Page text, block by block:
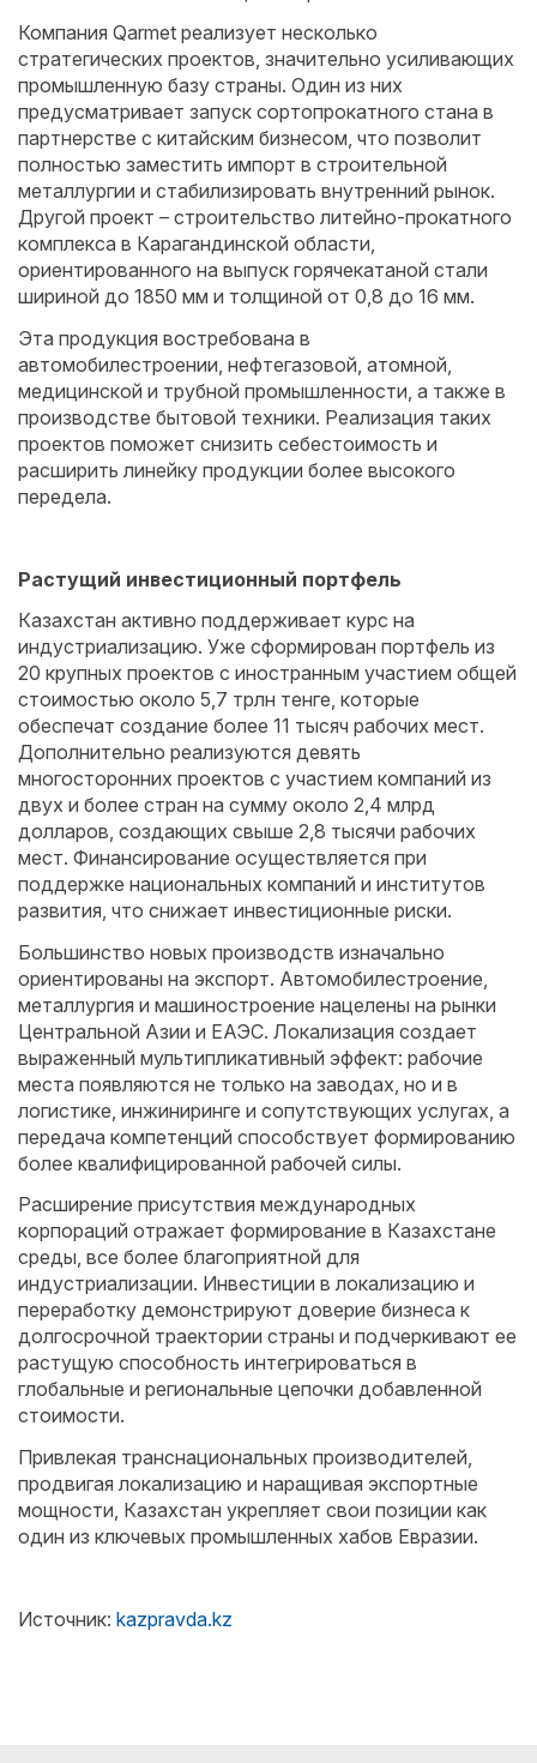
Компания Qarmet реализует несколько
стратегических проектов, значительно усиливающих
промышленную базу страны. Один из них
предусматривает запуск сортопрокатного стана в
партнерстве с китайским бизнесом, что позволит
полностью заместить импорт в строительной
металлургии и стабилизировать внутренний рынок.
Другой проект – строительство литейно-прокатного
комплекса в Карагандинской области,
ориентированного на выпуск горячекатаной стали
шириной до 1850 мм и толщиной от 0,8 до 16 мм.
Эта продукция востребована в
автомобилестроении, нефтегазовой, атомной,
медицинской и трубной промышленности, а также в
производстве бытовой техники. Реализация таких
проектов поможет снизить себестоимость и
расширить линейку продукции более высокого
передела.
Растущий инвестиционный портфель
Казахстан активно поддерживает курс на
индустриализацию. Уже сформирован портфель из
20 крупных проектов с иностранным участием общей
стоимостью около 5,7 трлн тенге, которые
обеспечат создание более 11 тысяч рабочих мест.
Дополнительно реализуются девять
многосторонних проектов с участием компаний из
двух и более стран на сумму около 2,4 млрд
долларов, создающих свыше 2,8 тысячи рабочих
мест. Финансирование осуществляется при
поддержке национальных компаний и институтов
развития, что снижает инвестиционные риски.
Большинство новых производств изначально
ориентированы на экспорт. Автомобилестроение,
металлургия и машиностроение нацелены на рынки
Центральной Азии и ЕАЭС. Локализация создает
выраженный мультипликативный эффект: рабочие
места появляются не только на заводах, но и в
логистике, инжиниринге и сопутствующих услугах, а
передача компетенций способствует формированию
более квалифицированной рабочей силы.
Расширение присутствия международных
корпораций отражает формирование в Казахстане
среды, все более благоприятной для
индустриализации. Инвестиции в локализацию и
переработку демонстрируют доверие бизнеса к
долгосрочной траектории страны и подчеркивают ее
растущую способность интегрироваться в
глобальные и региональные цепочки добавленной
стоимости.
Привлекая транснациональных производителей,
продвигая локализацию и наращивая экспортные
мощности, Казахстан укрепляет свои позиции как
один из ключевых промышленных хабов Евразии.
Источник: kazpravda.kz